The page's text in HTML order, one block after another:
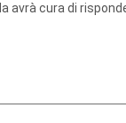
avrà cura di